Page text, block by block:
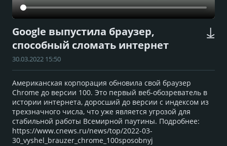
Google выпустила браузер,
способный сломать интернет
30.03.2022 15:50
Американская корпорация обновила свой браузер
Chrome до версии 100. Это первый веб-обозреватель в
истории интернета, доросший до версии с индексом из
трехзначного числа, что уже является угрозой для
стабильной работы Всемирной паутины. Подробнее:
https://www.cnews.ru/news/top/2022-03-
30_vyshel_brauzer_chrome_100sposobnyj